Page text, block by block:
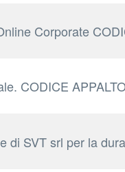
Corporate
CODICE
di SVT srl per la